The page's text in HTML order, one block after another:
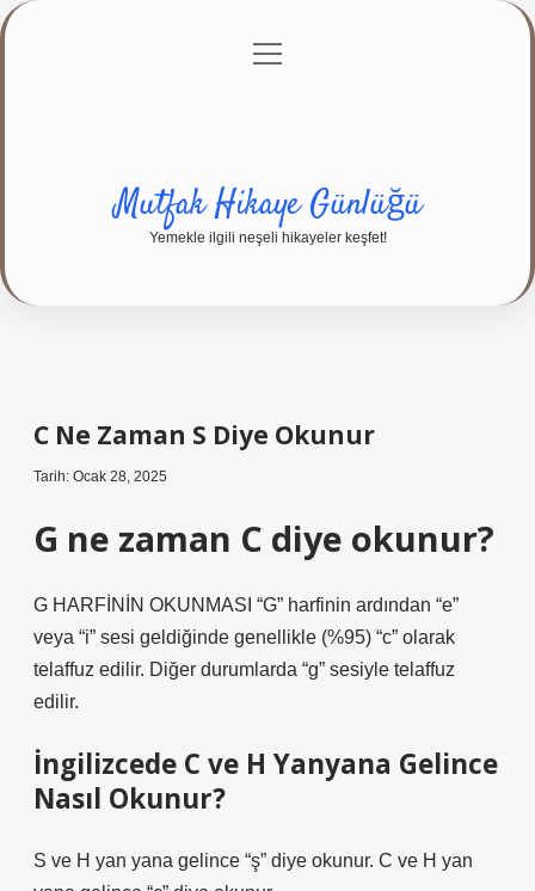
Gizlilik Politikası
menüyü
Mutfak Hikaye Günlüğü
Yemekle ilgili neşeli hikayeler keşfet!
C Ne Zaman S Diye Okunur
Tarih: Ocak 28, 2025
G ne zaman C diye okunur?
G HARFİNİN OKUNMASI “G” harfinin ardından “e”
veya “i” sesi geldiğinde genellikle (%95) “c” olarak
telaffuz edilir. Diğer durumlarda “g” sesiyle telaffuz
edilir.
İngilizcede C ve H Yanyana Gelince
Nasıl Okunur?
S ve H yan yana gelince “ş” diye okunur. C ve H yan